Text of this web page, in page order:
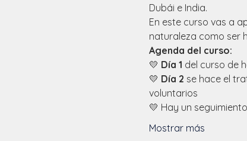
Dubái e India.
En este curso vas a
naturaleza como ser
Agenda del curso:
💛 Día 1 del curso de
💛 Día 2 se hace el
voluntarios
💛 Hay un
Mostrar más